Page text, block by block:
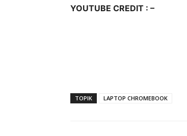
YOUTUBE CREDIT : –
TOPIK LAPTOP CHROMEBOOK